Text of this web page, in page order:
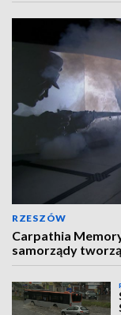
RZESZÓW
Carpathia
samorządy